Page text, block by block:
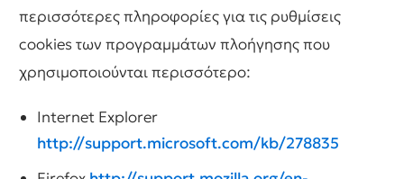
περισσότερες πληροφορίες για τις ρυθμίσεις
cookies των προγραμμάτων πλοήγησης που
χρησιμοποιούνται περισσότερο:
Internet Explorer
http://support.microsoft.com/kb/278835